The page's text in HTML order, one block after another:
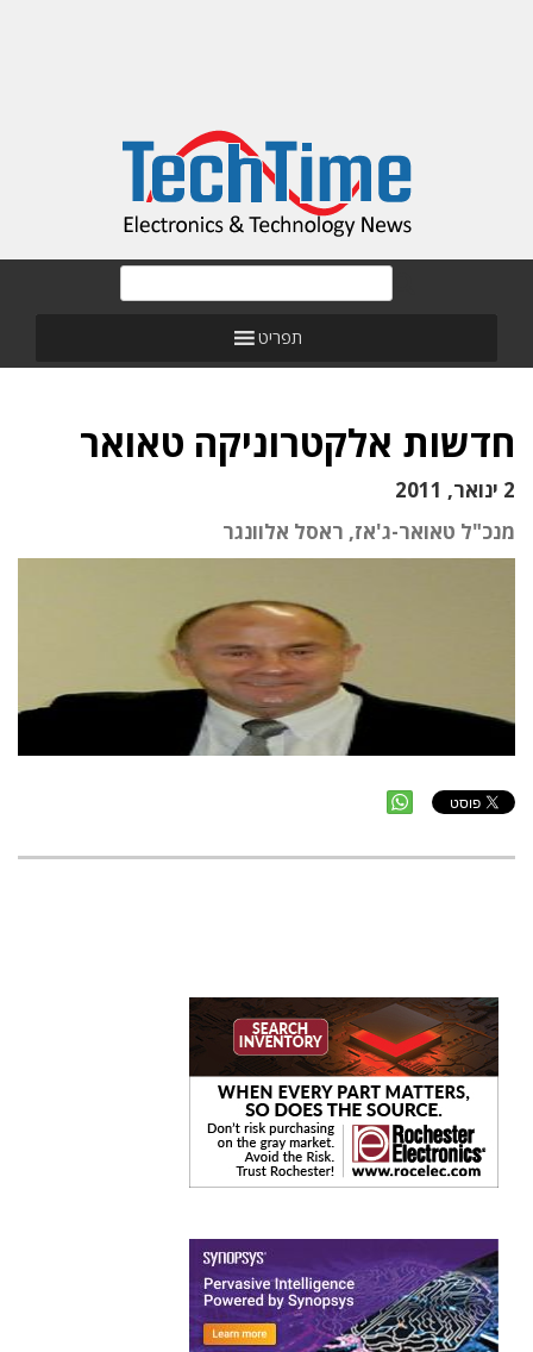
תפריט
חדשות אלקטרוניקה טאואר
2 ינואר, 2011
מנכ"ל טאואר-ג'אז, ראסל אלוונגר